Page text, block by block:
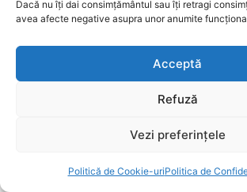
Dacă nu îți dai consimțământul sau îți retragi
avea afecte negative asupra unor anumite
Acceptă
Refuză
Vezi preferințele
Politică de Cookie-uriPolitica de